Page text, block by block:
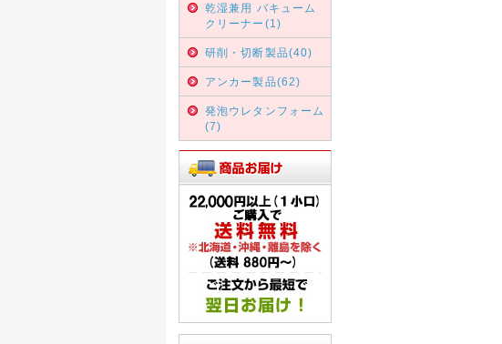
乾湿兼用 バキューム
クリーナー(1)
研削・切断製品(40)
アンカー製品(62)
発泡ウレタンフォーム
(7)